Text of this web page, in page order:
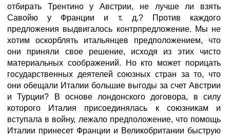
отбирать Трентино у Австрии, не лучше ли взять
Савойю у Франции и т. д.? Против каждого
предложения выдвигалось контрпредложение. Мы не
хотим оскорблять итальянцев предположением, что
они приняли свое решение, исходя из этих чисто
материальных соображений. Но кто может порицать
государственных деятелей союзных стран за то, что
они обещали Италии большие выгоды за счет Австрии
и Турции? В основе лондонского договора, в силу
которого Италия присоединялась к союзникам и
вступала в войну, лежало предположение, что помощь
Италии принесет Франции и Великобритании быструю